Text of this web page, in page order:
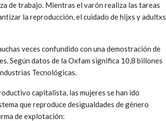
de trabajo. Mientras el varón realiza las tareas
la reproducción, el cuidado de hijxs y adultxs
veces confundido con una demostración de
Según datos de la Oxfam significa 10,8 billones
Tecnológicas.
capitalista, las mujeres se han ido
que reproduce desigualdades de género
de explotación: